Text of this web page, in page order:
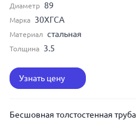
Диаметр 89
Марка 30ХГСА
Материал стальная
Толщина 3.5
Узнать цену
Бесшовная толстостенная